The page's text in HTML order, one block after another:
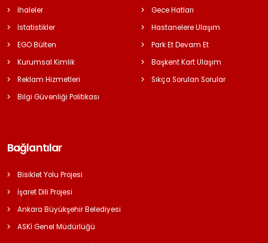
İhaleler
İstatistikler
EGO Bülten
Kurumsal Kimlik
Reklam Hizmetleri
Bilgi Güvenliği Politikası
Gece Hatları
Hastanelere Ulaşım
Park Et Devam Et
Başkent Kart Ulaşım
Sıkça Sorulan Sorular
Bağlantılar
Bisiklet Yolu Projesi
İşaret Dili Projesi
Ankara Büyükşehir Belediyesi
ASKİ Genel Müdürlüğü